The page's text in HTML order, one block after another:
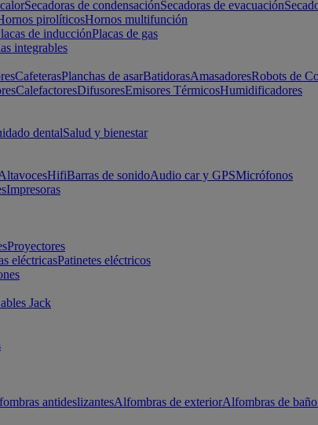
Secadoras de condensaciónSecadoras de evacuación
pirolíticosHornos multifunción
de inducciónPlacas de gas
integrables
CafeterasPlanchas de asarBatidorasAmasadoresRobots de
CalefactoresDifusoresEmisores TérmicosHumidificadores
dentalSalud y bienestar
HifiBarras de sonidoAudio car y GPSMicrófonos
Impresoras
Proyectores
eléctricasPatinetes eléctricos
Jack
antideslizantesAlfombras de exteriorAlfombras de baño